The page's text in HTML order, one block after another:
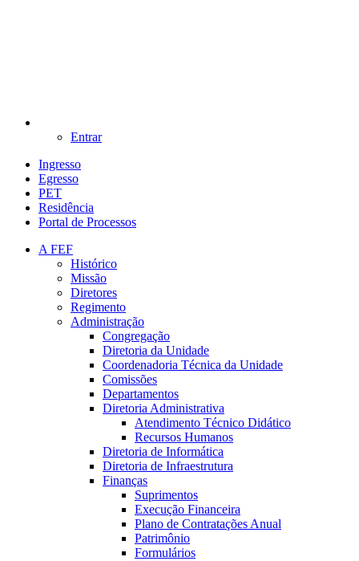
Entrar
Ingresso
Egresso
PET
Residência
Portal de Processos
A FEF
Histórico
Missão
Diretores
Regimento
Administração
Congregação
Diretoria da Unidade
Coordenadoria Técnica da Unidade
Comissões
Departamentos
Diretoria Administrativa
Atendimento Técnico Didático
Recursos Humanos
Diretoria de Informática
Diretoria de Infraestrutura
Finanças
Suprimentos
Execução Financeira
Plano de Contratações Anual
Patrimônio
Formulários